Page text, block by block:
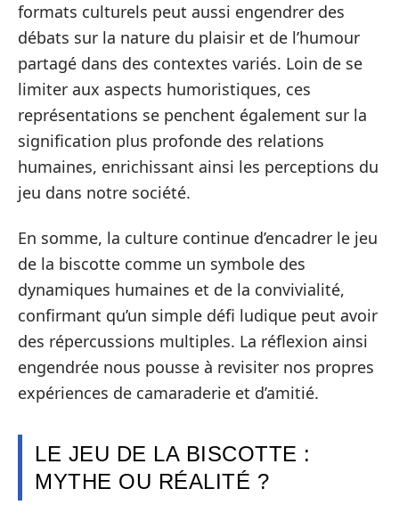
formats culturels peut aussi engendrer des
débats sur la nature du plaisir et de l’humour
partagé dans des contextes variés. Loin de se
limiter aux aspects humoristiques, ces
représentations se penchent également sur la
signification plus profonde des relations
humaines, enrichissant ainsi les perceptions du
jeu dans notre société.
En somme, la culture continue d’encadrer le jeu
de la biscotte comme un symbole des
dynamiques humaines et de la convivialité,
confirmant qu’un simple défi ludique peut avoir
des répercussions multiples. La réflexion ainsi
engendrée nous pousse à revisiter nos propres
expériences de camaraderie et d’amitié.
LE JEU DE LA BISCOTTE :
MYTHE OU RÉALITÉ ?